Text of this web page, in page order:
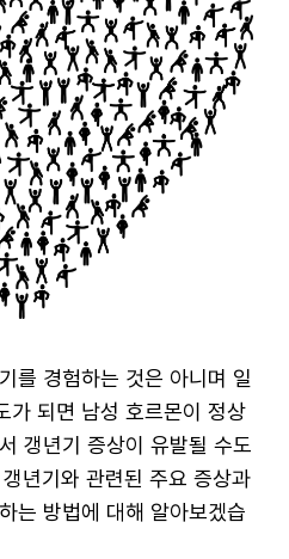
를 경험하는 것은 아니며 일
되면 남성 호르몬이 정상
갱년기 증상이 유발될 수도
년기와 관련된 주요 증상과
는 방법에 대해 알아보겠습